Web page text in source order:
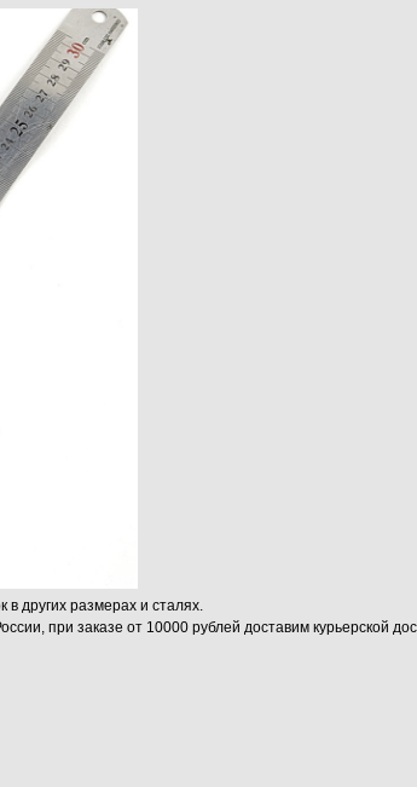
в других размерах и сталях.
при заказе от 10000 рублей доставим курьерской